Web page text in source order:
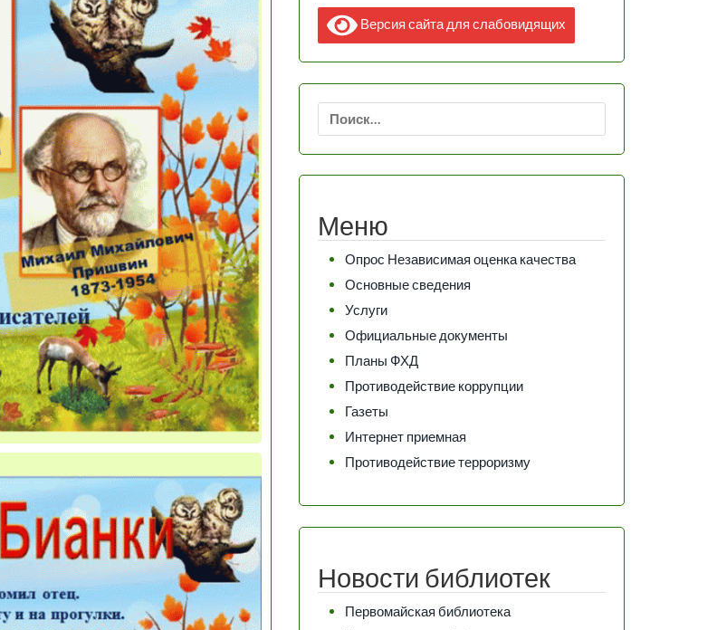
Версия сайта для слабовидящих
Найти:
Меню
Опрос Независимая оценка качества
Основные сведения
Услуги
Официальные документы
Планы ФХД
Противодействие коррупции
Газеты
Интернет приемная
Противодействие терроризму
Новости библиотек
Первомайская библиотека